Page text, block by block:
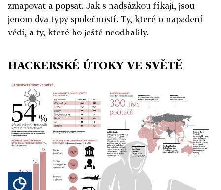
zmapovat a popsat. Jak s nadsázkou říkají, jsou
jenom dva typy společností. Ty, které o napadení
vědí, a ty, které ho ještě neodhalily.
HACKERSKÉ ÚTOKY VE SVĚTĚ